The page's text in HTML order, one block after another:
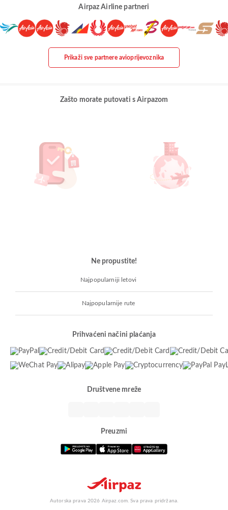
Airpaz Airline partneri
Prikaži sve partnere avioprijevoznika
Zašto morate putovati s Airpazom
Ne propustite!
Najpopularniji letovi
Najpopularnije rute
Prihvaćeni načini plaćanja
Društvene mreže
Preuzmi
Autorska prava 2026 Airpaz.com. Sva prava pridržana.